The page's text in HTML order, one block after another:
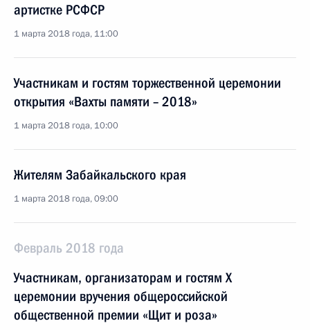
артистке РСФСР
1 марта 2018 года, 11:00
Участникам и гостям торжественной церемонии
открытия «Вахты памяти – 2018»
1 марта 2018 года, 10:00
Жителям Забайкальского края
1 марта 2018 года, 09:00
Февраль 2018 года
Участникам, организаторам и гостям X
церемонии вручения общероссийской
общественной премии «Щит и роза»